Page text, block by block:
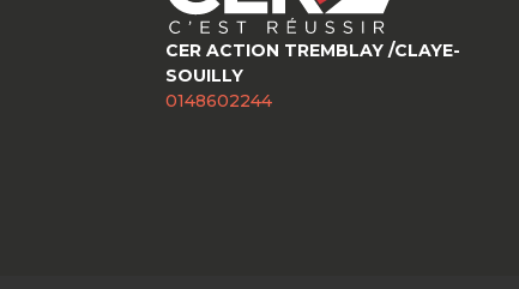
CER ACTION TREMBLAY /CLAYE-
SOUILLY
0148602244